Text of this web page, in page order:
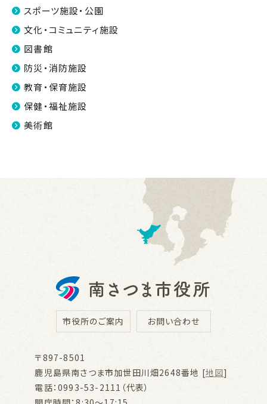
スポーツ施設・公園
文化・コミュニティ施設
図書館
防災・消防施設
教育・保育施設
保健・福祉施設
美術館
市役所のご案内 お問い合わせ
〒897-8501
鹿児島県南さつま市加世田川畑2648番地 [地図]
電話：0993-53-2111（代表）